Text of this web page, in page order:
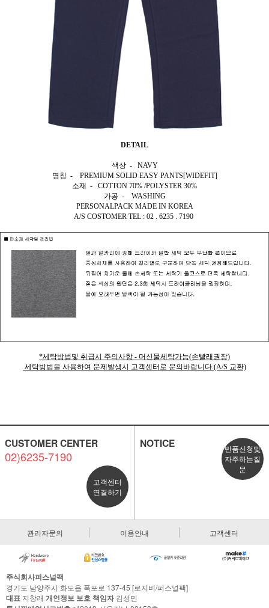
DETAIL
색상 - NAVY
명칭 - PREMIUM SOLID EASY PANTS[WIDEFIT]
소재 - COTTON 70% /POLYSTER 30%
가공 - WASHING
PERSONALPACK MADE IN KOREA
A/S COSTOMER TEL : 02 . 6235 . 7190
*세탁방법및 취급시 주의사항 - 머신물세탁가능(손빨래권장)
세탁방법을 사용하여 문제발생시 고객센터로 문의바랍니다.(A/S 교환)
CUSTOMER CENTER
02)6235-7190
고객센터
연결하기
NOTICE
반품신청및
자주하는질
문
관리자문의 이용안내 고객센터
주식회사퍼스널팩
경기도 남양주시 화도읍 폭포로 137-45 [로지비/퍼스널팩]
대표 지창래 개인정보 보호 책임자김성민